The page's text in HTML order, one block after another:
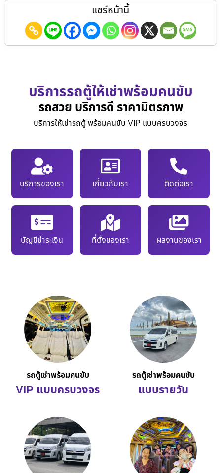
แชร์หน้านี้
บริการรถตู้ให้เช่าพร้อมคนขับ
รถสวย บริการดี ราคามิตรภาพ
บริการให้เช่ารถตู้ พร้อมคนขับ VIP แบบครบวงจร
บริการของเรา เกี่ยวกับเรา ติดต่อเรา
บัญชีชำระเงิน ที่ตั้งของเรา ผลงานของเรา
รถตู้เช่าพร้อมคนขับ
VIP แบบครบวงจร
รถตู้เช่าพร้อมคนขับ
แบบรายวัน